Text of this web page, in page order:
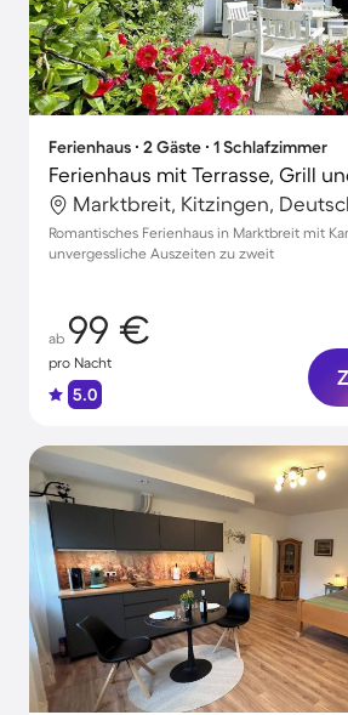
Ferienhaus ∙ 2 Gäste ∙ 1 Schlafzimmer
Ferienhaus mit Terrasse, Grill
Marktbreit, Kitzingen,
Romantisches Ferienhaus in Marktbreit mit
unvergessliche Auszeiten zu zweit
ab 99 €
pro Nacht
5.0